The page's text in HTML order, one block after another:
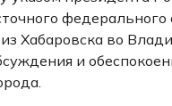
федерального
Хабаровска во
и